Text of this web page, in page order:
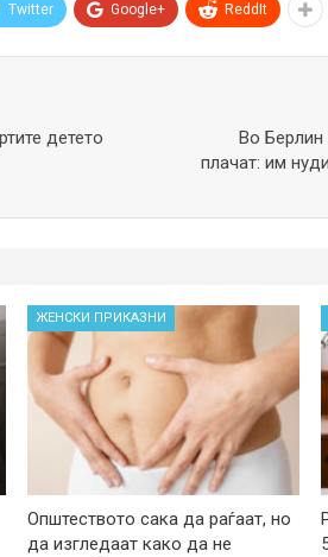
Twitter Google+ ReddIt
детето
Во
плачат: им
ЖЕНСКИ ПРИКАЗНИ
Општеството сака да раѓаат, но
да изгледаат како да не